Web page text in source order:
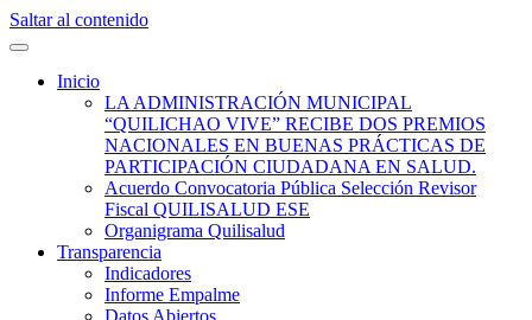
Saltar al contenido
Quilisalud
Inicio
LA ADMINISTRACIÓN MUNICIPAL
“QUILICHAO VIVE” RECIBE DOS PREMIOS
NACIONALES EN BUENAS PRÁCTICAS DE
PARTICIPACIÓN CIUDADANA EN SALUD.
Acuerdo Convocatoria Pública Selección Revisor
Fiscal QUILISALUD ESE
Organigrama Quilisalud
Transparencia
Indicadores
Informe Empalme
Datos Abiertos